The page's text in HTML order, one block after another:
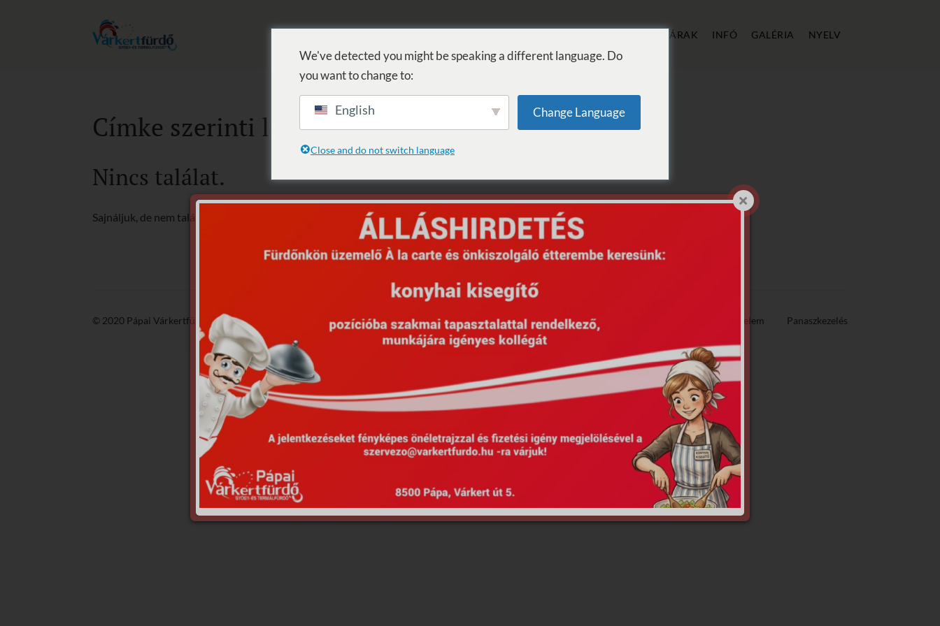
ÁRAK INFÓ GALÉRIA NYELV
Címke szerinti lista: Ugrálóvár
Nincs találat.
Sajnáljuk, de nem található, amit keresett.
© 2020 Pápai Várkertfürdő -GyGaTech' Hirdetmények EU Projektek Adatvédelem Panaszkezelés
We've detected you might be speaking a different language. Do
you want to change to:
English Change Language
Close and do not switch language